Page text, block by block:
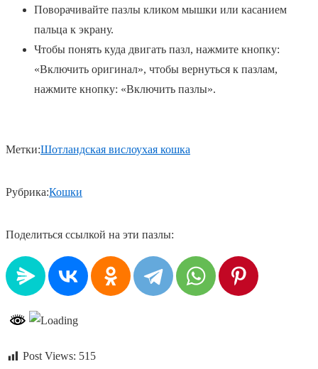
Поворачивайте пазлы кликом мышки или касанием
пальца к экрану.
Чтобы понять куда двигать пазл, нажмите кнопку:
«Включить оригинал», чтобы вернуться к пазлам,
нажмите кнопку: «Включить пазлы».
Метки:Шотландская вислоухая кошка
Рубрика:Кошки
Поделиться ссылкой на эти пазлы:
Post Views: 515